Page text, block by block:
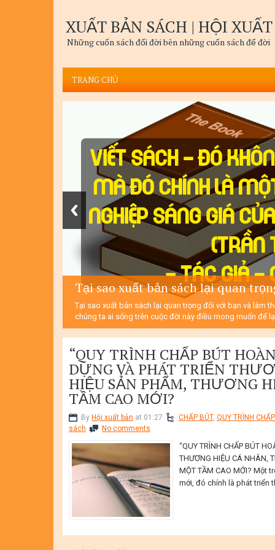
XUẤT BẢN SÁCH | HỘI
Những cuốn sách đổi đời bên những cuốn sách để đời
TRANG CHỦ
Tại sao xuất bản sách lại quan
Tại sao xuất bản sách lại quan trọng đối với bạn và làm
chúng ta ai sống trên cuộc đời này điều mong muốn để
“QUY TRÌNH CHẤP BÚT
DỰNG VÀ PHÁT TRIỂN
HIỆU SẢN PHẨM, THƯƠNG
TẦM CAO MỚI?
By Hội xuất bản at 01:27 CHẤP BÚT, QUY TRÌNH
sách
No comments
“QUY TRÌNH CHẤP BÚT
THƯƠNG HIỆU CÁ NHÂN,
MỘT TẦM CAO MỚI?
mới, đó chính là phát triển